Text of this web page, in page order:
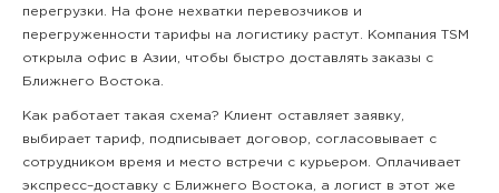
перегрузки. На фоне нехватки перевозчиков и
перегруженности тарифы на логистику растут. Компания TSM
открыла офис в Азии, чтобы быстро доставлять заказы с
Ближнего Востока.
Как работает такая схема? Клиент оставляет заявку,
выбирает тариф, подписывает договор, согласовывает с
сотрудником время и место встречи с курьером. Оплачивает
экспресс–доставку с Ближнего Востока, а логист в этот же